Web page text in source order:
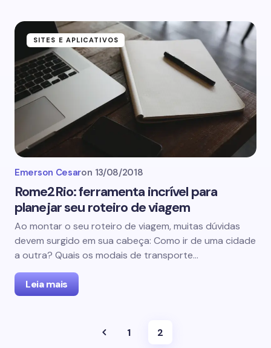
SITES E APLICATIVOS
Emerson Cesaron 13/08/2018
Rome2Rio: ferramenta incrível para
planejar seu roteiro de viagem
Ao montar o seu roteiro de viagem, muitas dúvidas
devem surgido em sua cabeça: Como ir de uma cidade
a outra? Quais os modais de transporte…
Leia mais
1 2